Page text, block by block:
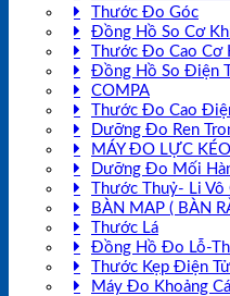
Thước Đo Góc
Đồng Hồ So Cơ
Thước Đo Cao Cơ
Đồng Hồ So Điện
COMPA
Thước Đo Cao
Dưỡng Đo Ren
MÁY ĐO LỰC
Dưỡng Đo Mối
Thước Thuỷ- Li Vô
BÀN MAP ( BÀN
Thước Lá
Đồng Hồ Đo Lỗ-
Thước Kẹp Điện Tử
Máy Đo Khoảng